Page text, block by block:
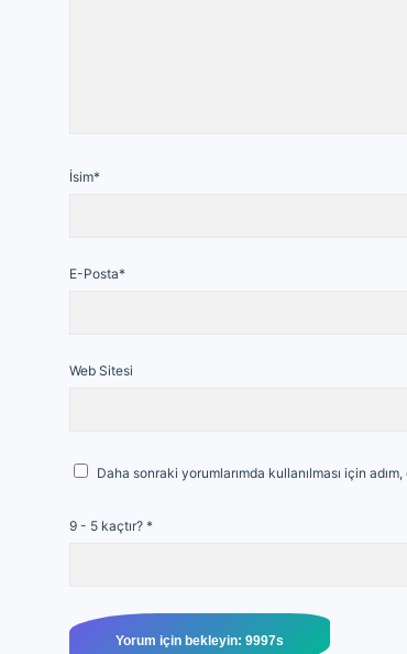
İsim*
E-Posta*
Web Sitesi
Daha sonraki yorumlarımda kullanılması için
9 - 5 kaçtır? *